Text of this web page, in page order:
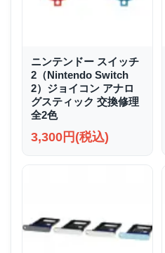
ニンテンドー スイッチ
2（Nintendo Switch
2）ジョイコン アナロ
グスティック 交換修理
全2色
3,300円(税込)